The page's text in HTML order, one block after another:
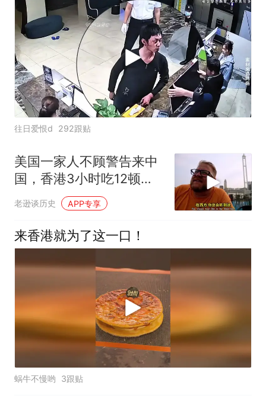
往日爱恨d 292跟贴
美国一家人不顾警告来中
国，香港3小时吃12顿，
直飞上海想定居
老逊谈历史 APP专享
来香港就为了这一口！
蜗牛不慢哟 3跟贴